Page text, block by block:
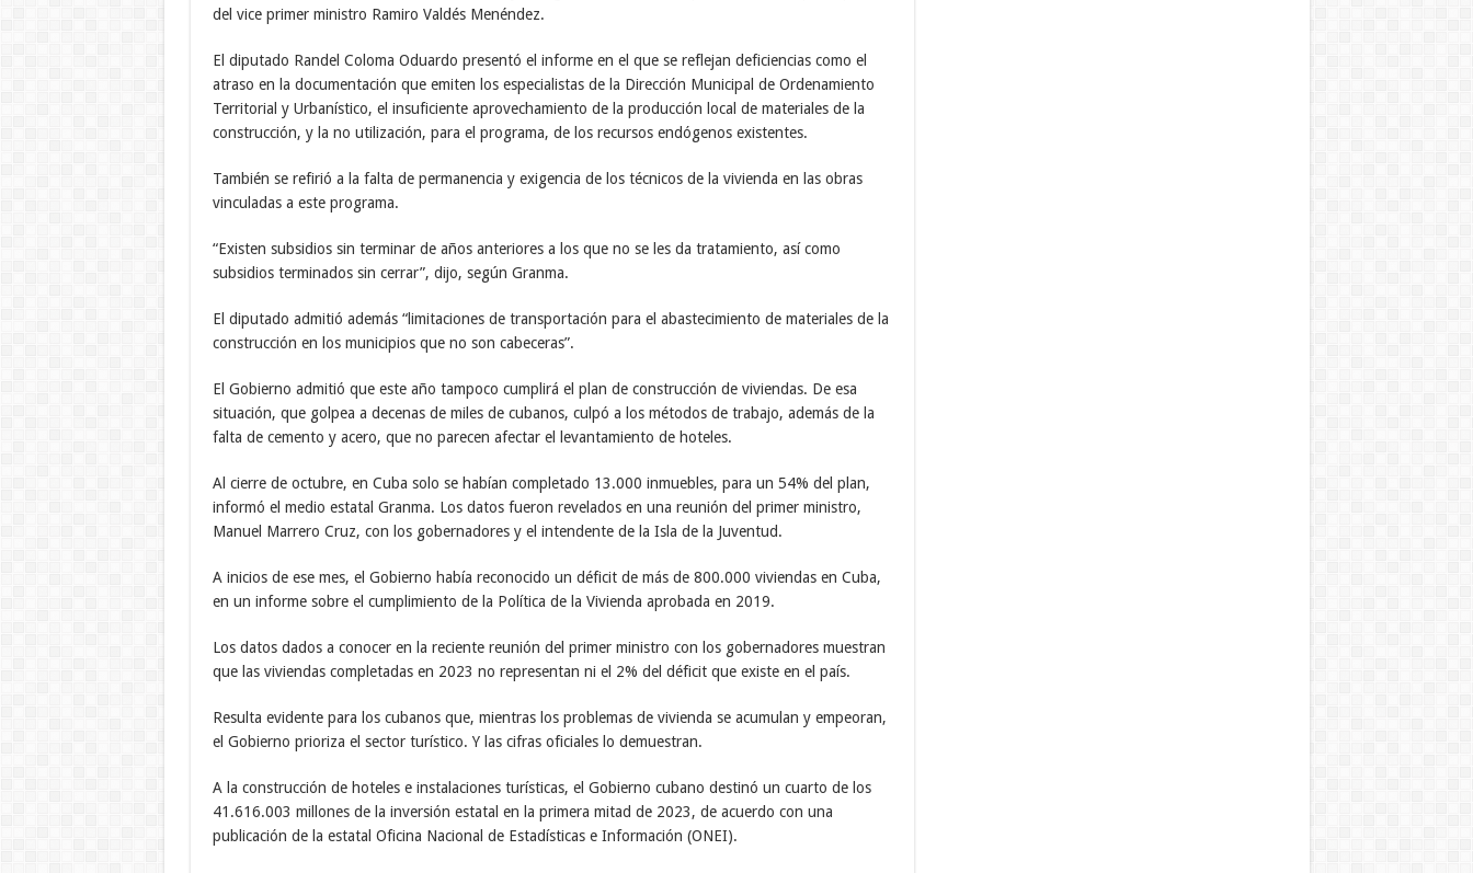
del vice primer ministro Ramiro Valdés Menéndez.
El diputado Randel Coloma Oduardo presentó el informe en el que se reflejan deficiencias como el
atraso en la documentación que emiten los especialistas de la Dirección Municipal de Ordenamiento
Territorial y Urbanístico, el insuficiente aprovechamiento de la producción local de materiales de la
construcción, y la no utilización, para el programa, de los recursos endógenos existentes.
También se refirió a la falta de permanencia y exigencia de los técnicos de la vivienda en las obras
vinculadas a este programa.
“Existen subsidios sin terminar de años anteriores a los que no se les da tratamiento, así como
subsidios terminados sin cerrar”, dijo, según Granma.
El diputado admitió además “limitaciones de transportación para el abastecimiento de materiales de la
construcción en los municipios que no son cabeceras”.
El Gobierno admitió que este año tampoco cumplirá el plan de construcción de viviendas. De esa
situación, que golpea a decenas de miles de cubanos, culpó a los métodos de trabajo, además de la
falta de cemento y acero, que no parecen afectar el levantamiento de hoteles.
Al cierre de octubre, en Cuba solo se habían completado 13.000 inmuebles, para un 54% del plan,
informó el medio estatal Granma. Los datos fueron revelados en una reunión del primer ministro,
Manuel Marrero Cruz, con los gobernadores y el intendente de la Isla de la Juventud.
A inicios de ese mes, el Gobierno había reconocido un déficit de más de 800.000 viviendas en Cuba,
en un informe sobre el cumplimiento de la Política de la Vivienda aprobada en 2019.
Los datos dados a conocer en la reciente reunión del primer ministro con los gobernadores muestran
que las viviendas completadas en 2023 no representan ni el 2% del déficit que existe en el país.
Resulta evidente para los cubanos que, mientras los problemas de vivienda se acumulan y empeoran,
el Gobierno prioriza el sector turístico. Y las cifras oficiales lo demuestran.
A la construcción de hoteles e instalaciones turísticas, el Gobierno cubano destinó un cuarto de los
41.616.003 millones de la inversión estatal en la primera mitad de 2023, de acuerdo con una
publicación de la estatal Oficina Nacional de Estadísticas e Información (ONEI).